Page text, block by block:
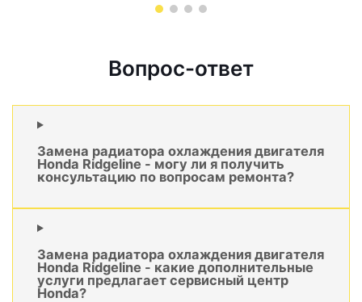
Вопрос-ответ
Замена радиатора охлаждения двигателя
Honda Ridgeline - могу ли я получить
консультацию по вопросам ремонта?
Замена радиатора охлаждения двигателя
Honda Ridgeline - какие дополнительные
услуги предлагает сервисный центр
Honda?